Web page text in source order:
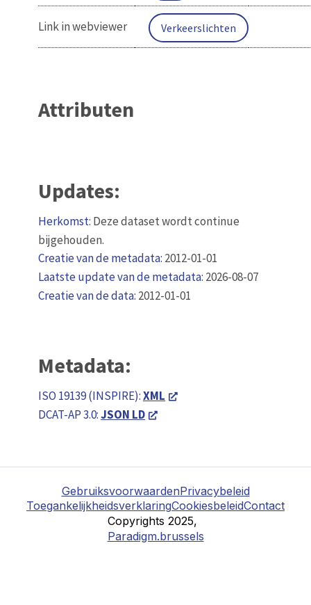
Link in webviewer Verkeerslichten
Attributen
Updates:
Herkomst: Deze dataset wordt continue
bijgehouden.
Creatie van de metadata: 2012-01-01
Laatste update van de metadata: 2026-08-07
Creatie van de data: 2012-01-01
Metadata:
ISO 19139 (INSPIRE):XML
DCAT-AP 3.0:JSON LD
GebruiksvoorwaardenPrivacybeleid
ToegankelijkheidsverklaringCookiesbeleidContact
Copyrights 2025,
Paradigm.brussels